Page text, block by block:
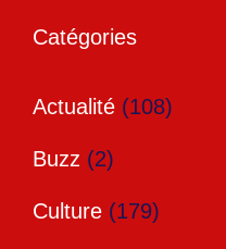
Catégories
Actualité (108)
Buzz (2)
Culture (179)